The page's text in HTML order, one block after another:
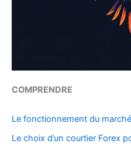
COMPRENDRE
Le fonctionnement du
Le choix d’un courtier Forex